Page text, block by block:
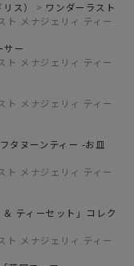
ス）
ワンダーラスト
ト メナジェリィ ティー
サー
ト メナジェリィ ティー
ト メナジェリィ ティー
タヌーンティー -お皿
ト メナジェリィ ティー
ティーセット」コレク
ト メナジェリィ ティー